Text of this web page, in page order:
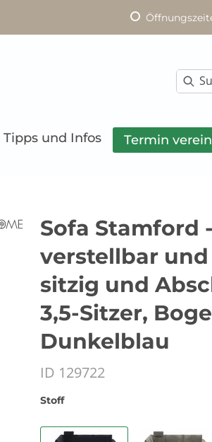
Tipps und Infos Termin
Sofa Stamford
verstellbar und
sitzig und
3,5-Sitzer,
Dunkelblau
ID 129722
Stoff